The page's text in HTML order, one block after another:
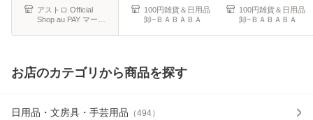
ケースアストロ Official
Shop au PAY マーケ
100円雑貨＆日用品
卸−ＢＡＢＡＢＡ
100円雑貨＆日用品
卸−ＢＡＢＡＢＡ
お店のカテゴリから商品を探す
日用品・文房具・手芸用品 （494）